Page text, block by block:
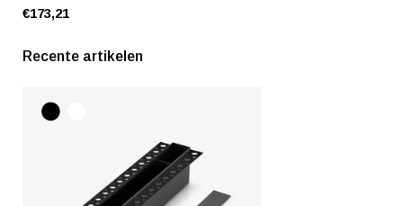
€173,21
Recente artikelen